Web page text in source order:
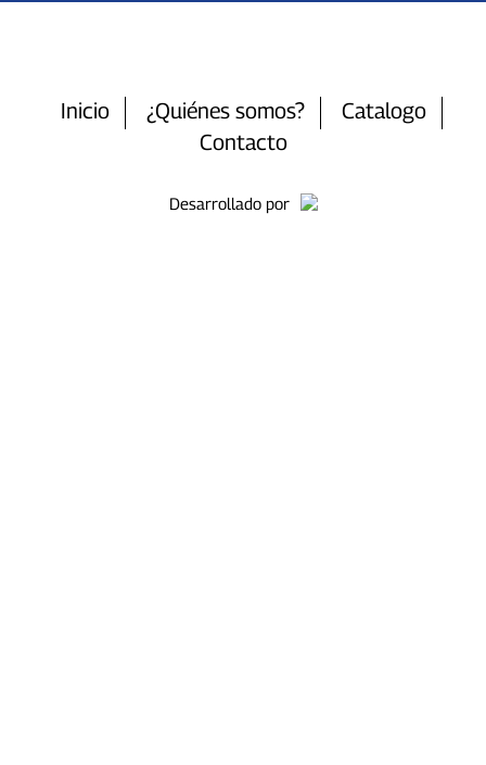
Inicio ¿Quiénes somos?
Catalogo
Contacto
Desarrollado por